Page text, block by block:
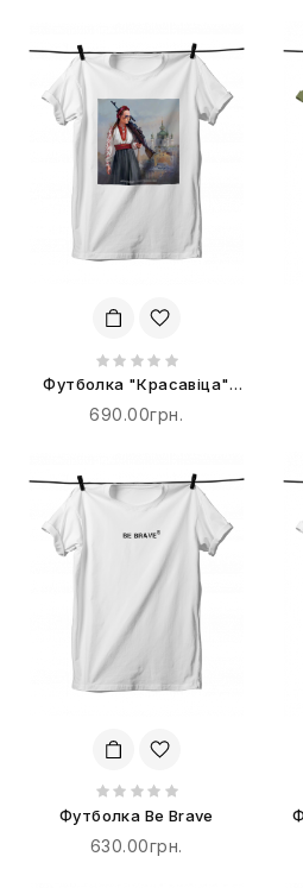
Футболка "Красавіца"
терпіти не буде!
690.00грн.
Футболка Be Brave
630.00грн.